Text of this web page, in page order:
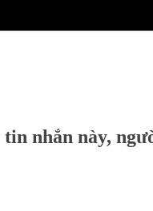
nhắn này,